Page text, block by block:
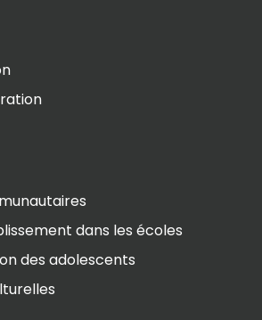
dans les écoles
des adolescents